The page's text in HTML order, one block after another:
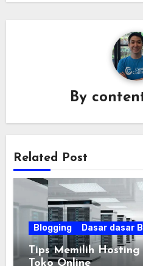
By
Related Post
Blogging Dasar dasar
Tips Memilih
Toko Online